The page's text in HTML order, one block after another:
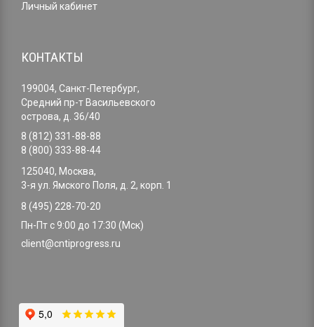
Личный кабинет
КОНТАКТЫ
199004, Санкт-Петербург,
Средний пр-т Васильевского
острова, д. 36/40
8 (812) 331-88-88
8 (800) 333-88-44
125040, Москва,
3-я ул. Ямского Поля, д. 2, корп. 1
8 (495) 228-70-20
Пн-Пт с 9:00 до 17:30 (Мск)
client@cntiprogress.ru